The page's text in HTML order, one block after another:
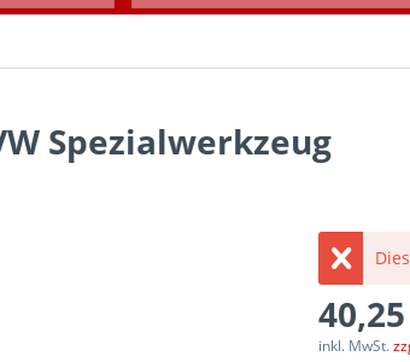
Spezialwerkzeug
inkl. MwSt.